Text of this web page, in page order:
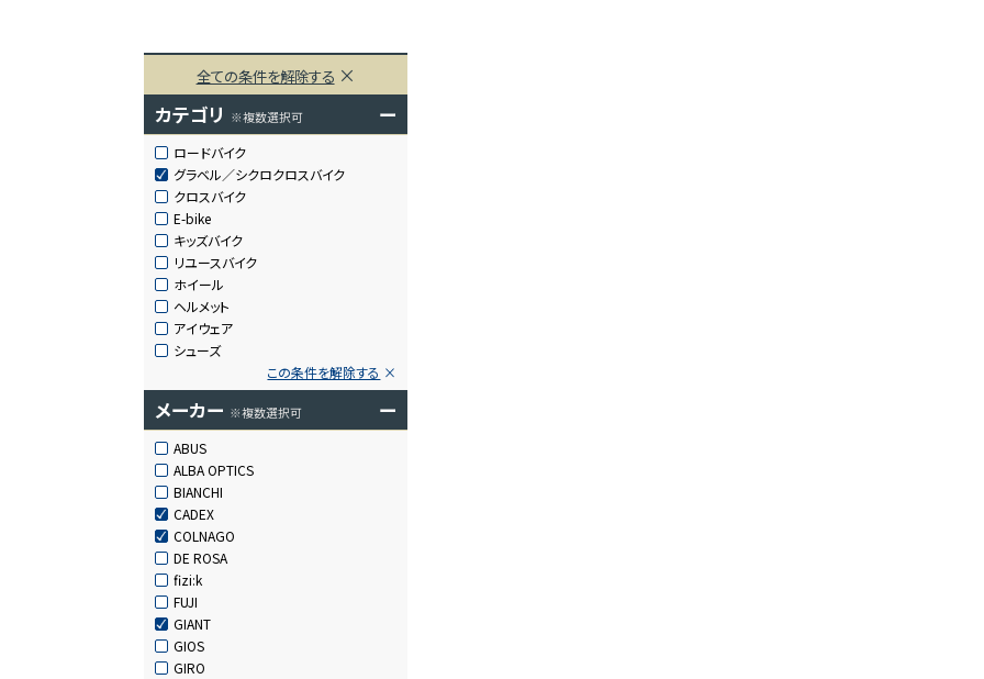
全ての条件を解除する
カテゴリ ※複数選択可 ー
ロードバイク
グラベル／シクロクロスバイク
クロスバイク
E-bike
キッズバイク
リユースバイク
ホイール
ヘルメット
アイウェア
シューズ
この条件を解除する
メーカー ※複数選択可 ー
ABUS
ALBA OPTICS
BIANCHI
CADEX
COLNAGO
DE ROSA
fizi:k
FUJI
GIANT
GIOS
GIRO